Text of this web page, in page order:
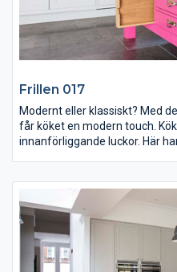
Frillen 017
Modernt eller klassiskt? Med
får köket en modern touch.
innanförliggande luckor. Här